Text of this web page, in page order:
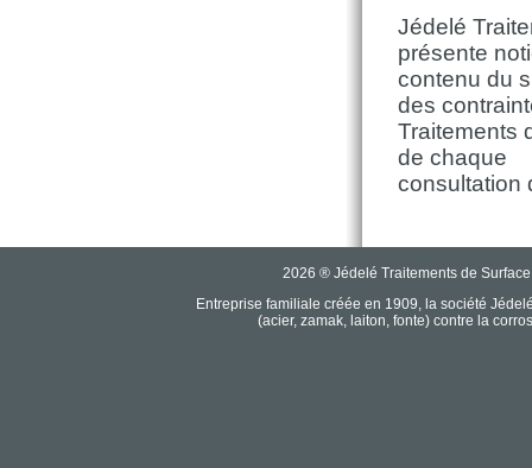
Jédelé
présente
contenu du
des
Traitements
de chaque
consultation
2026 ® Jédelé Traitements de
Entreprise familiale créée en 1909, la société
(acier, zamak, laiton, fonte) contre la